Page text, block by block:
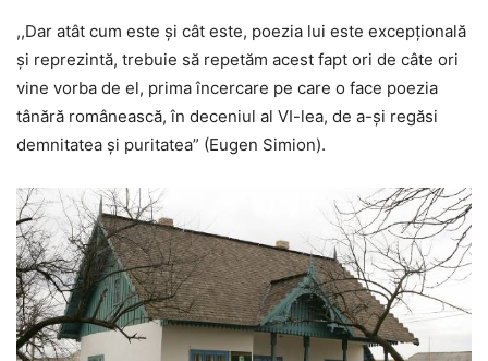
,,Dar atât cum este şi cât este, poezia lui este excepţională
şi reprezintă, trebuie să repetăm acest fapt ori de câte ori
vine vorba de el, prima încercare pe care o face poezia
tânără românească, în deceniul al VI-lea, de a-şi regăsi
demnitatea şi puritatea” (Eugen Simion).